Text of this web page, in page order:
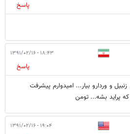
پاسخ
۱۸:۴۳ - ۱۳۹۱/۰۲/۱۶
پاسخ
و وردارو بیار... امیدوارم پیشرفت
پراید بشه... تومن
۱۹:۰۴ - ۱۳۹۱/۰۲/۱۶